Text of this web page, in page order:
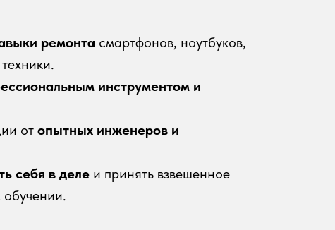
ремонта смартфонов, ноутбуков,
инструментом и
от опытных инженеров и
себя в деле и принять взвешенное